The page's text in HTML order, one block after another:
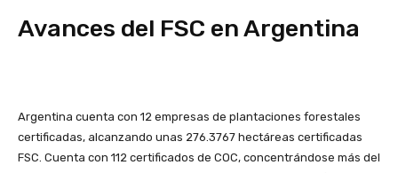
Avances del FSC en Argentina
Argentina cuenta con 12 empresas de plantaciones forestales
certificadas, alcanzando unas 276.3767 hectáreas certificadas
FSC. Cuenta con 112 certificados de COC, concentrándose más del